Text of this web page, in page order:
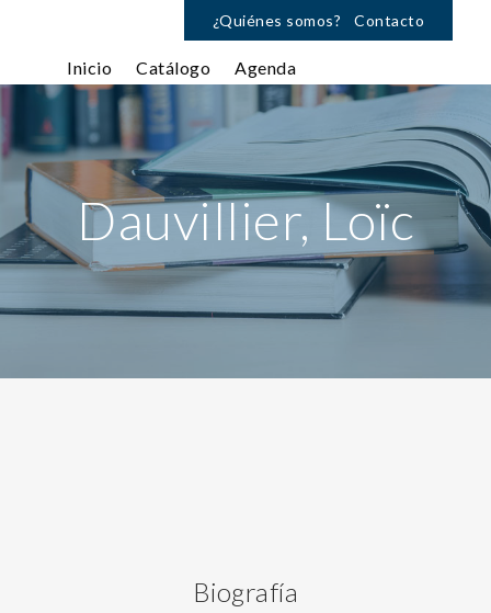
¿Quiénes somos? Contacto
Inicio Catálogo Agenda
Dauvillier, Loïc
Biografía